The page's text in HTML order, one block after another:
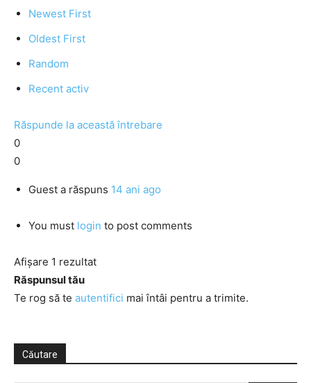
Newest First
Oldest First
Random
Recent activ
Răspunde la această întrebare
0
0
Guest a răspuns 14 ani ago
You must login to post comments
Afișare 1 rezultat
Răspunsul tău
Te rog să te autentifici mai întâi pentru a trimite.
Căutare